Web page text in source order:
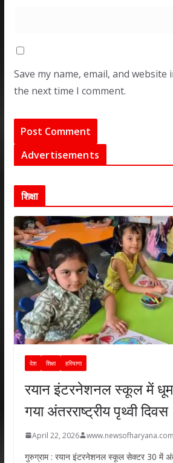
Save my name, email, and
the next time I comment.
Advertisements
शिक्षा
देश शिक्षा हरियाणा
रयान इंटरनेशनल स्कूल में
गया अंतरराष्ट्रीय पृथ्वी दिवस
April 22, 2026 www.newsofharyana.com
गुरुग्राम : रयान इंटरनेशनल स्कूल सेक्टर 30 में